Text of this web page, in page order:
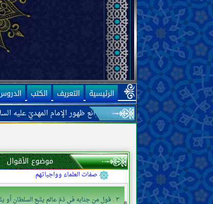
الرئيسية التعريف الكتب
اللّه تعالى أنّ أحد موانع ظهور الإمام المهديّ عليه السلام هو
موضوع الأقوال
المقدّمات
معنى العلم ووجوب اكتسابه
موانع العلم وذمّ أهلها
صفات العلماء وواجباتهم
٣ . قول من جنابه في ذمّ عالم يتّبع السلطان أو